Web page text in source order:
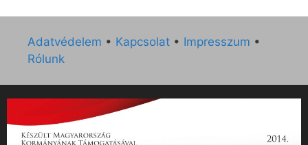
Adatvédelem • Kapcsolat • Impresszum •
Rólunk